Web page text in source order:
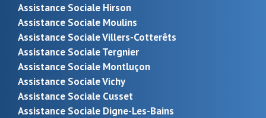
Assistance Sociale Hirson
Assistance Sociale Moulins
Assistance Sociale Villers-Cotterêts
Assistance Sociale Tergnier
Assistance Sociale Montluçon
Assistance Sociale Vichy
Assistance Sociale Cusset
Assistance Sociale Digne-Les-Bains